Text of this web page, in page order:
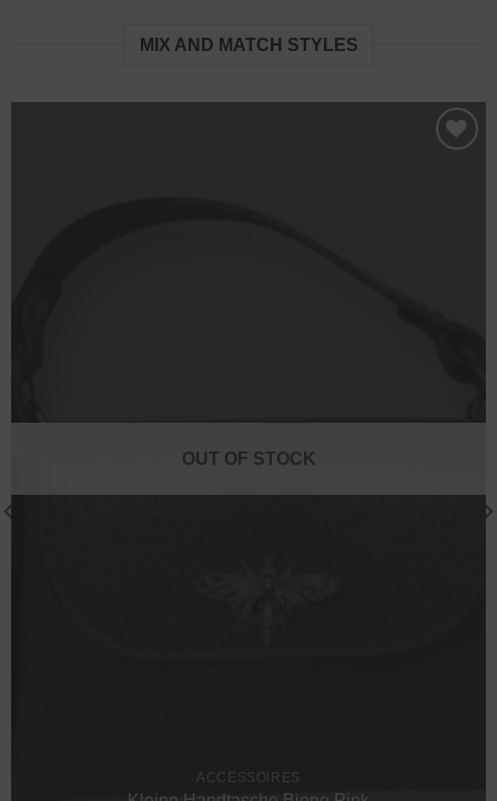
MIX AND MATCH STYLES
OUT OF STOCK
ACCESSOIRES